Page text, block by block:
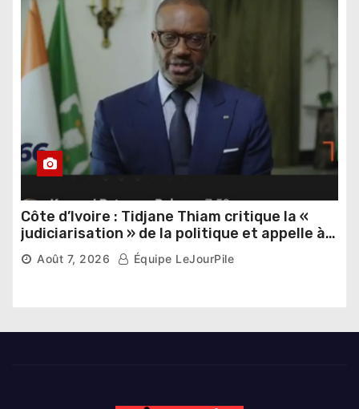
Côte d’Ivoire : Tidjane Thiam critique la «
judiciarisation » de la politique et appelle à
poursuivre l’apaisement
Août 7, 2026 Équipe LeJourPile